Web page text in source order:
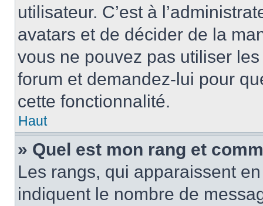
utilisateur. C’est à
avatars et de décider de la
vous ne pouvez pas utiliser
forum et demandez-lui pour
cette fonctionnalité.
Haut
» Quel est mon rang et
Les rangs, qui apparaissent
indiquent le nombre de